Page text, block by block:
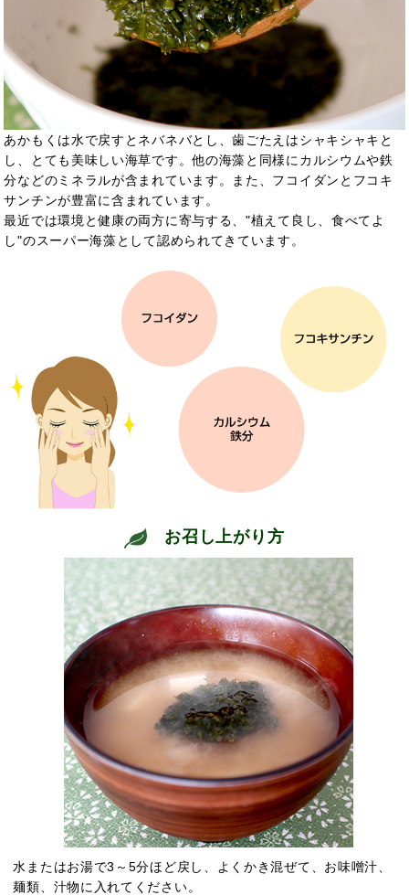
あかもくは水で戻すとネバネバとし、歯ごたえはシャキシャキと
し、とても美味しい海草です。他の海藻と同様にカルシウムや鉄
分などのミネラルが含まれています。また、フコイダンとフコキ
サンチンが豊富に含まれています。
最近では環境と健康の両方に寄与する、"植えて良し、食べてよ
し"のスーパー海藻として認められてきています。
お召し上がり方
水またはお湯で3～5分ほど戻し、よくかき混ぜて、お味噌汁、
麺類、汁物に入れてください。